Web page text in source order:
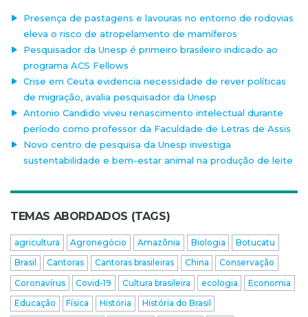
Presença de pastagens e lavouras no entorno de rodovias
eleva o risco de atropelamento de mamíferos
Pesquisador da Unesp é primeiro brasileiro indicado ao
programa ACS Fellows
Crise em Ceuta evidencia necessidade de rever políticas
de migração, avalia pesquisador da Unesp
Antonio Candido viveu renascimento intelectual durante
período como professor da Faculdade de Letras de Assis
Novo centro de pesquisa da Unesp investiga
sustentabilidade e bem-estar animal na produção de leite
TEMAS ABORDADOS (TAGS)
agricultura Agronegócio Amazônia Biologia
Botucatu
Brasil
Cantoras Cantoras brasileiras China
Conservação
Coronavírus
Covid-19 Cultura brasileira ecologia
Economia
Educação
Física História
História do Brasil